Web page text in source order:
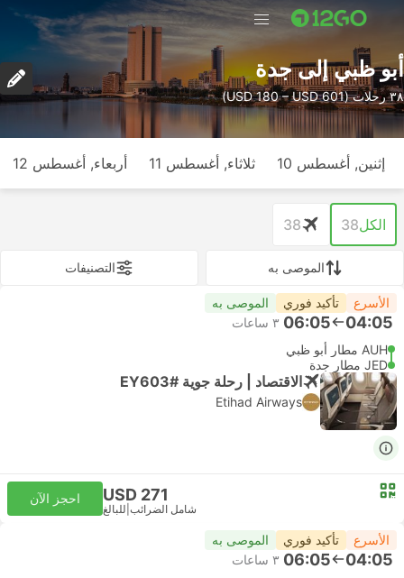
أبو ظبي إلى جدة
٣٨ رحلات (USD 180 – USD 601)
إثنين, أغسطس 10 ثلاثاء, أغسطس 11 أربعاء, أغسطس 12
الكل38
38
الموصى به التصنيفات
الأسرع تأكيد فوري الموصى به
04:05
06:05 ٣ ساعات
AUH مطار أبو ظبي
JED مطار جدة
الاقتصاد | رحلة جوية #EY603
Etihad Airways
USD 271
شامل الضرائب للبالغ
احجز الآن
الأسرع تأكيد فوري الموصى به
04:05
06:05 ٣ ساعات